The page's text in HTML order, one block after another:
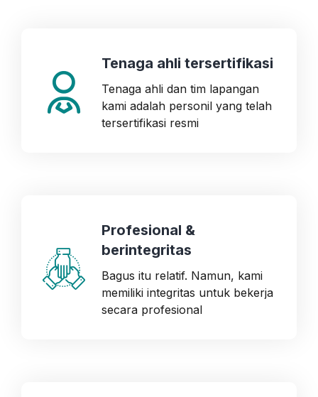
Tenaga ahli tersertifikasi
Tenaga ahli dan tim lapangan
kami adalah personil yang telah
tersertifikasi resmi
Profesional &
berintegritas
Bagus itu relatif. Namun, kami
memiliki integritas untuk bekerja
secara profesional